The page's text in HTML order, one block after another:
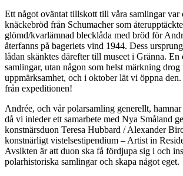
Ett något oväntat tillskott till våra samlingar var
knäckebröd från Schumacher som
glömd/kvarlämnad blecklåda med bröd för
återfanns på bageriets vind 1944. Dess
lådan skänktes därefter till museet i Gränna.
samlingar, utan någon som helst märkning
uppmärksamhet, och i oktober lät vi öppna
från expeditionen!
Andrée, och vår polarsamling generellt,
då vi inleder ett samarbete med Nya Småland
konstnärsduon Teresa Hubbard / Alexander
konstnärligt vistelsestipendium – Artist in
Avsikten är att duon ska få fördjupa sig i och
polarhistoriska samlingar och skapa något eget.